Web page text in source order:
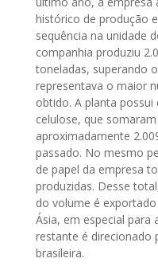
histórico de produção
sequência na unidade
companhia produziu
toneladas, superando
representava o maior
obtido. A planta possui
celulose, que somaram
aproximadamente
passado. No mesmo
de papel da empresa
produzidas. Desse
do volume é
Ásia, em especial para
restante é direcionado
brasileira.